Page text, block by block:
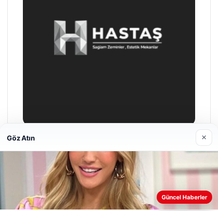
Nisan 29, 2026
Web sitemizi nasıl kullandığınızı daha iyi anlayabilmek,
deneyiminizi kişiselleştirmek ve geliştirmek amacıyla çerezler
Göz Atın ×
Güncel Haberler